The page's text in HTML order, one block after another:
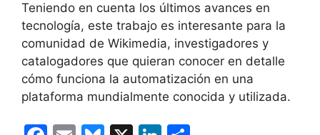
Teniendo en cuenta los últimos avances en
tecnología, este trabajo es interesante para la
comunidad de Wikimedia, investigadores y
catalogadores que quieran conocer en detalle
cómo funciona la automatización en una
plataforma mundialmente conocida y utilizada.